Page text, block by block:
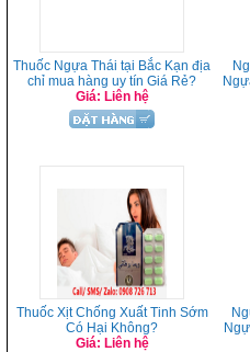
Thuốc Ngựa Thái tại Bắc Kạn địa
chỉ mua hàng uy tín Giá Rẻ?
Giá: Liên hệ
Thuốc Xịt Chống Xuất Tinh Sớm
Có Hại Không?
Giá: Liên hệ